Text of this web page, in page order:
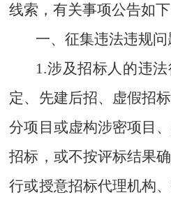
线索，有关事项公告如下
一、征集违法违规问
1.涉及招标人的违法
定、先建后招、虚假招
分项目或虚构涉密项目
招标，或不按评标结果
行或授意招标代理机构